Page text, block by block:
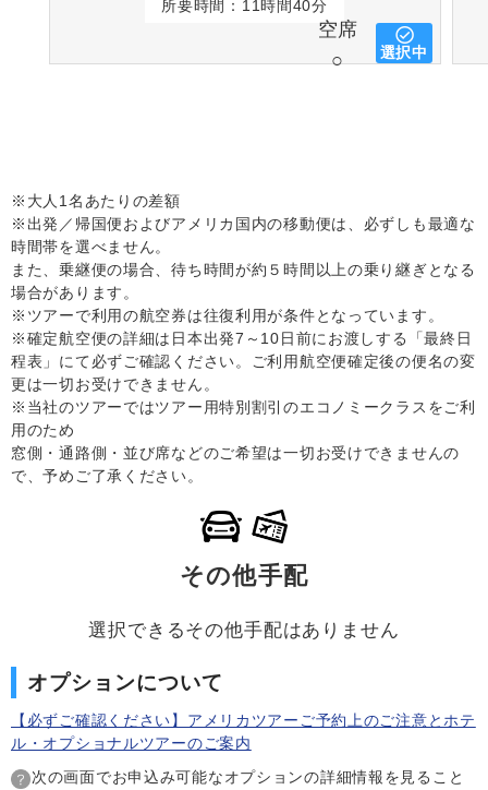
所要時間：11時間40分
空席
○
選択中
※大人1名あたりの差額
※出発／帰国便およびアメリカ国内の移動便は、必ずしも最適な
時間帯を選べません。
また、乗継便の場合、待ち時間が約５時間以上の乗り継ぎとなる
場合があります。
※ツアーで利用の航空券は往復利用が条件となっています。
※確定航空便の詳細は日本出発7～10日前にお渡しする「最終日
程表」にて必ずご確認ください。ご利用航空便確定後の便名の変
更は一切お受けできません。
※当社のツアーではツアー用特別割引のエコノミークラスをご利
用のため
窓側・通路側・並び席などのご希望は一切お受けできませんの
で、予めご了承ください。
その他手配
選択できるその他手配はありません
オプションについて
【必ずご確認ください】アメリカツアーご予約上のご注意とホテ
ル・オプショナルツアーのご案内
次の画面でお申込み可能なオプションの詳細情報を見ること